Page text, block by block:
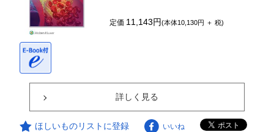
定価 11,143円(本体10,130円 ＋ 税)
詳しく見る
ほしいものリストに登録 いいね